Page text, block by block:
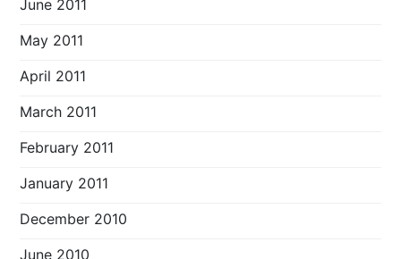
June 2011
May 2011
April 2011
March 2011
February 2011
January 2011
December 2010
June 2010